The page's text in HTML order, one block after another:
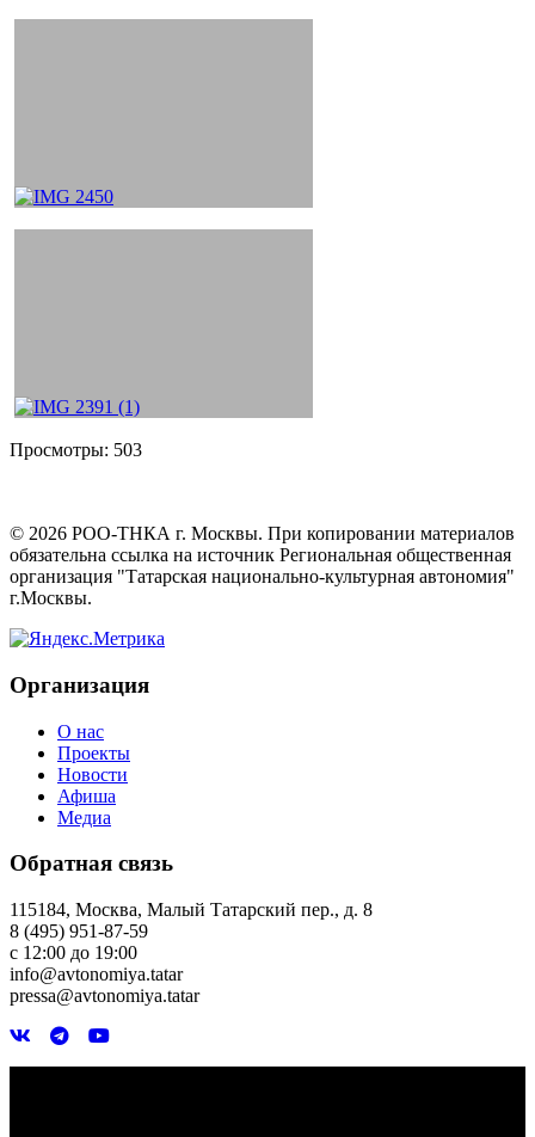
Просмотры: 503
© 2026 РОО-ТНКА г. Москвы. При копировании материалов
обязательна ссылка на источник Региональная общественная
организация "Татарская национально-культурная автономия"
г.Москвы.
Организация
О нас
Проекты
Новости
Афиша
Медиа
Обратная связь
115184, Москва, Малый Татарский пер., д. 8
8 (495) 951-87-59
с 12:00 до 19:00
info@avtonomiya.tatar
pressa@avtonomiya.tatar